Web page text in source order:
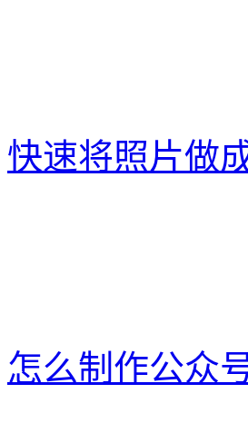
快速将照片做
怎么制作公众